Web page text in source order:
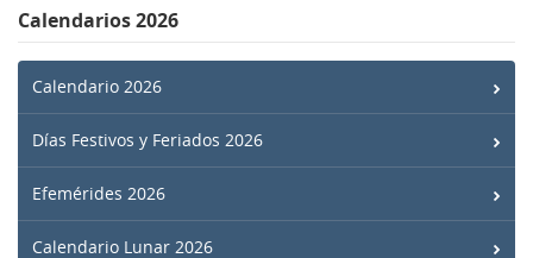
Calendarios 2026
Calendario 2026
Días Festivos y Feriados 2026
Efemérides 2026
Calendario Lunar 2026